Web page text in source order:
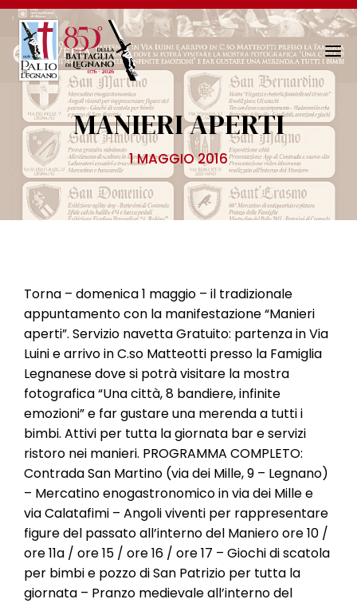
N
o
MANIERI APERTI
1 MAGGIO 2016
Torna – domenica 1 maggio – il tradizionale
appuntamento con la manifestazione “Manieri
aperti”. Servizio navetta Gratuito: partenza in Via
Luini e arrivo in C.so Matteotti presso la Famiglia
Legnanese dove si potrà visitare la mostra
fotografica “Una città, 8 bandiere, infinite
emozioni” e far gustare una merenda a tutti i
bimbi. Attivi per tutta la giornata bar e servizi
ristoro nei manieri. PROGRAMMA COMPLETO:
Contrada San Martino (via dei Mille, 9 – Legnano)
– Mercatino enogastronomico in via dei Mille e
via Calatafimi – Angoli viventi per rappresentare
figure del passato all’interno del Maniero ore 10 /
ore 11a / ore 15 / ore 16 / ore 17 – Giochi di scatola
per bimbi e pozzo di San Patrizio per tutta la
giornata – Pranzo medievale all’interno del